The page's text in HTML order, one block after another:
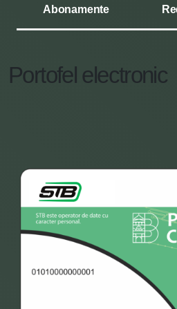
Abonamente
Portofel electronic